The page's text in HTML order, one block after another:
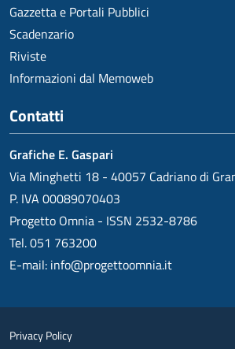
Gazzetta e Portali Pubblici
Scadenzario
Riviste
Informazioni dal Memoweb
Contatti
Grafiche E. Gaspari
Via Minghetti 18 - 40057 Cadriano di
P. IVA 00089070403
Progetto Omnia - ISSN 2532-8786
Tel. 051 763200
E-mail: info@progettoomnia.it
Privacy Policy